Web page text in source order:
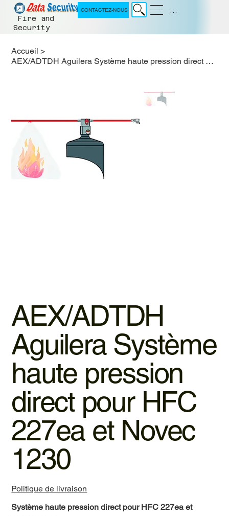
Fire and
Security
Menu
CONTACTEZ-NOUS
Accueil >
AEX/ADTDH Aguilera Système haute pression direct pour HFC 227ea et Novec 1230
AEX/ADTDH
Aguilera Système
haute pression
direct pour HFC
227ea et Novec
1230
Politique de livraison
Système haute pression direct pour HFC 227ea et